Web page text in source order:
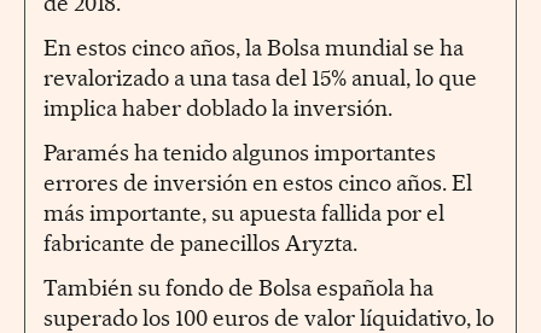
En estos cinco años, la Bolsa mundial se ha
revalorizado a una tasa del 15% anual, lo que
implica haber doblado la inversión.
Paramés ha tenido algunos importantes
errores de inversión en estos cinco años. El
más importante, su apuesta fallida por el
fabricante de panecillos Aryzta.
También su fondo de Bolsa española ha
superado los 100 euros de valor líquidativo, lo